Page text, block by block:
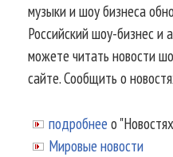
музыки и шоу бизнеса
Российский шоу-бизнес и
можете читать новости
сайте. Сообщить о
подробнее о
Мировые новости